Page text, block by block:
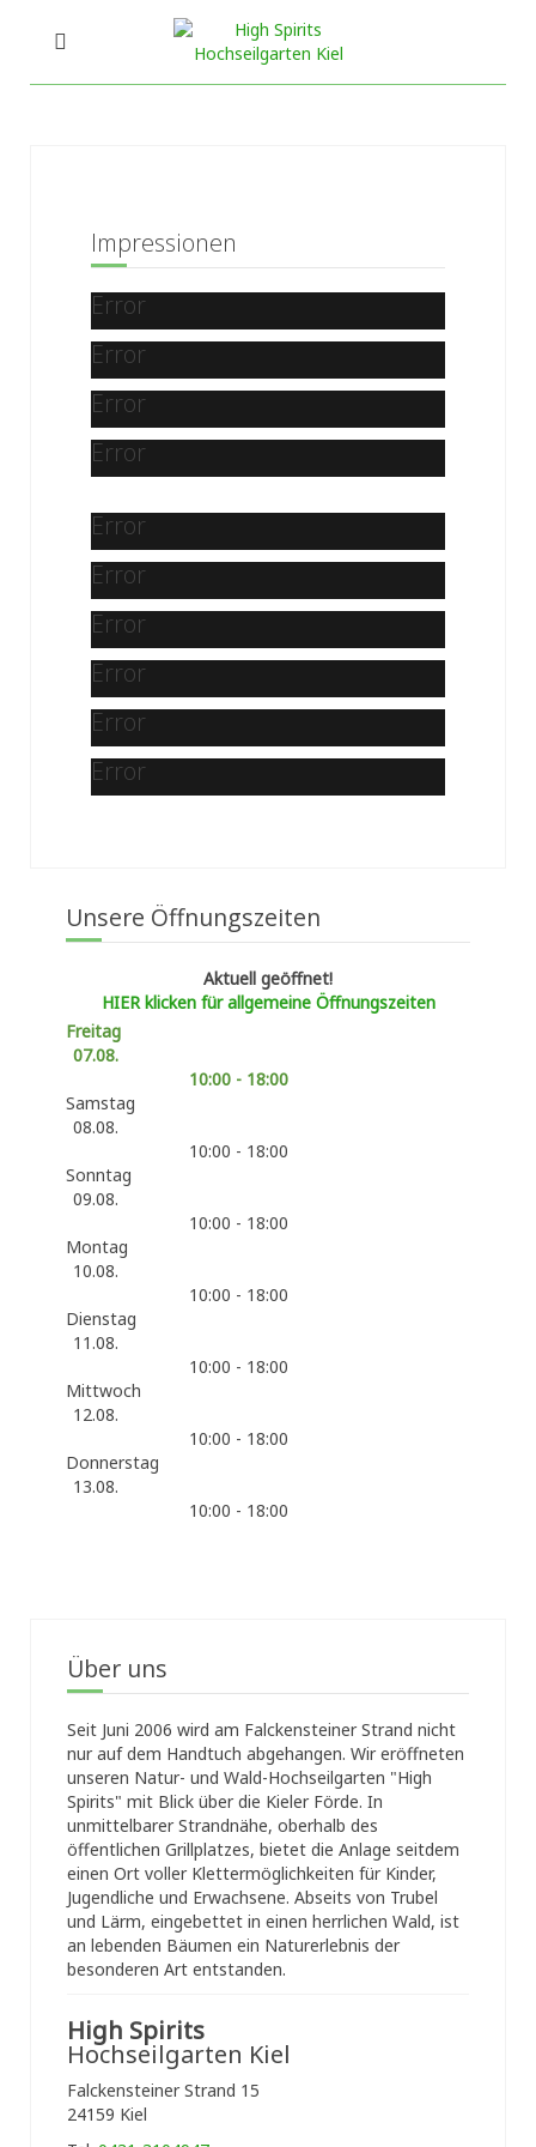
Impressionen
Error
Error
Error
Error
Error
Error
Error
Error
Error
Error
Unsere Öffnungszeiten
Aktuell geöffnet!
HIER klicken für allgemeine Öffnungszeiten
Freitag
07.08.
10:00 - 18:00
Samstag
08.08.
10:00 - 18:00
Sonntag
09.08.
10:00 - 18:00
Montag
10.08.
10:00 - 18:00
Dienstag
11.08.
10:00 - 18:00
Mittwoch
12.08.
10:00 - 18:00
Donnerstag
13.08.
10:00 - 18:00
Über uns
Seit Juni 2006 wird am Falckensteiner Strand nicht
nur auf dem Handtuch abgehangen. Wir eröffneten
unseren Natur- und Wald-Hochseilgarten "High
Spirits" mit Blick über die Kieler Förde. In
unmittelbarer Strandnähe, oberhalb des
öffentlichen Grillplatzes, bietet die Anlage seitdem
einen Ort voller Klettermöglichkeiten für Kinder,
Jugendliche und Erwachsene. Abseits von Trubel
und Lärm, eingebettet in einen herrlichen Wald, ist
an lebenden Bäumen ein Naturerlebnis der
besonderen Art entstanden.
High Spirits
Hochseilgarten Kiel
Falckensteiner Strand 15
24159 Kiel